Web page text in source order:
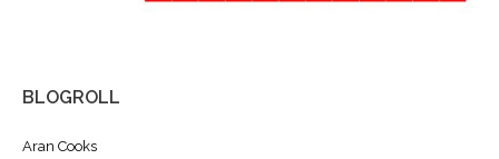
BLOGROLL
Aran Cooks